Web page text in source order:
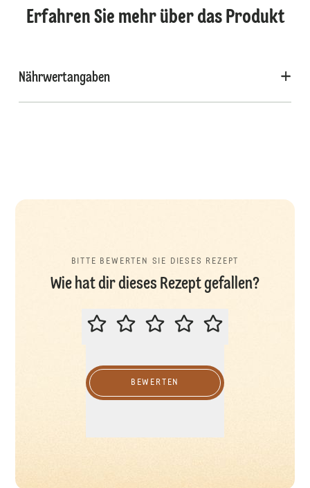
Erfahren Sie mehr über das Produkt
Nährwertangaben
BITTE BEWERTEN SIE DIESES REZEPT
Wie hat dir dieses Rezept gefallen?
BITTE BEWERTEN SIE DIESES
BEWERTEN